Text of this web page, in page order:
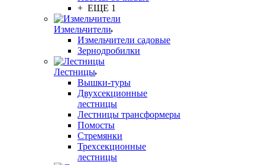
+ ЕЩЕ 1
Измельчители
Измельчители садовые
Зернодробилки
Лестницы
Вышки-туры
Двухсекционные
лестницы
Лестницы трансформеры
Помосты
Стремянки
Трехсекционные
лестницы